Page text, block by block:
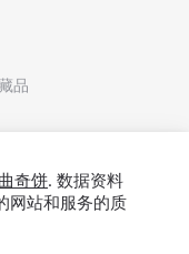
品
曲奇饼. 数据资料
网站和服务的质